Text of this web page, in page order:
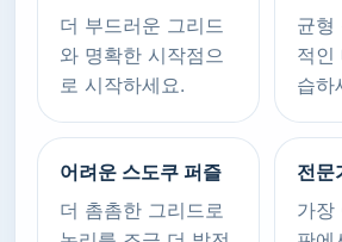
더 부드러운 그리드
와 명확한 시작점으
로 시작하세요.
균형
적인
습하
어려운 스도쿠 퍼즐
더 촘촘한 그리드로
전문
가장